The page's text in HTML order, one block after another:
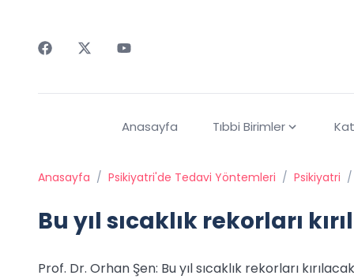
Anasayfa Tıbbi Birimler
Anasayfa / Psikiyatri'de Tedavi Yöntemleri / Psikiyatri /
Bu yıl sıcaklık rekorları
Prof. Dr. Orhan Şen: Bu yıl sıcaklık rekorları